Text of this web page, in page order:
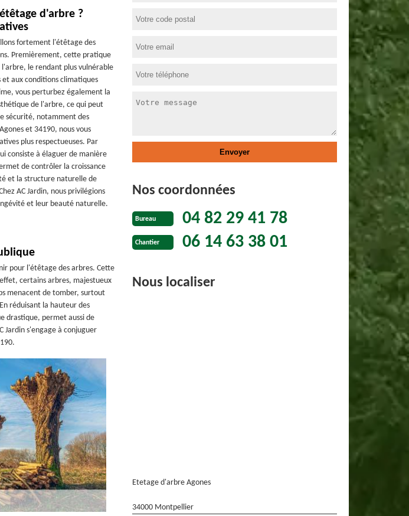
d'arbre ?
fortement l'étêtage des
Premièrement, cette pratique
le rendant plus vulnérable
et aux conditions climatiques
vous perturbez également la
de l'arbre, ce qui peut
sécurité, notamment des
et 34190, nous vous
plus respectueuses. Par
consiste à élaguer de manière
de contrôler la croissance
et la structure naturelle de
AC Jardin, nous privilégions
et leur beauté naturelle.
pour l'étêtage des arbres. Cette
certains arbres, majestueux
menacent de tomber, surtout
réduisant la hauteur des
drastique, permet aussi de
Jardin s'engage à conjuguer
Nos coordonnées
Bureau 04 82 29 41 78
Chantier 06 14 63 38 01
Nous localiser
Etetage d'arbre Agones
34000 Montpellier